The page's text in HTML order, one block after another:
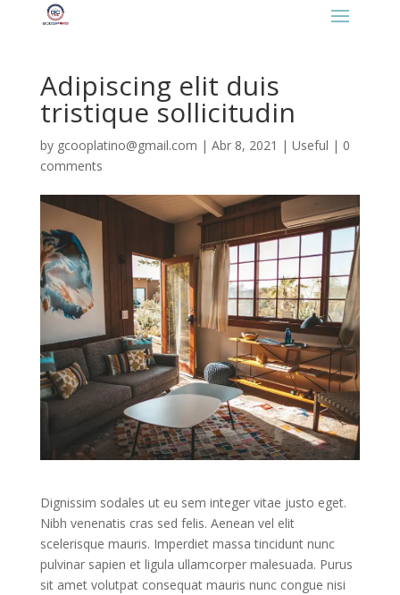
https://gcooplatino.com/favicon.ico
Adipiscing elit duis
tristique sollicitudin
by gcooplatino@gmail.com | Abr 8, 2021 | Useful | 0
comments
Dignissim sodales ut eu sem integer vitae justo eget.
Nibh venenatis cras sed felis. Aenean vel elit
scelerisque mauris. Imperdiet massa tincidunt nunc
pulvinar sapien et ligula ullamcorper malesuada. Purus
sit amet volutpat consequat mauris nunc congue nisi